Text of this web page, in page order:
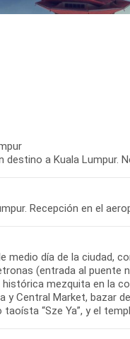
destino a Kuala Lumpur.
Recepción en el
medio día de la ciudad,
(entrada al puente
histórica mezquita en la
y Central Market, bazar
“Sze Ya”, y el